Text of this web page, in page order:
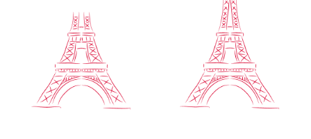
La comunicación es
espontánea. Tiene el
vocabulario suficiente para
enfrentar cualquier
situación. Se expresa de
manera construida tanto en
francés escrito como en
francés oral usando
estructuras apropiadas.
Es capaz de realizar
trabajos académicos de
nivel muy avanzado
(como un resumen a
partir de un documento
audio muy largo). El